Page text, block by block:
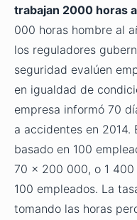
trabajan 2000 horas
000 horas hombre al
los reguladores
seguridad evalúen
en igualdad de
empresa informó 70
a accidentes en 2014.
basado en 100
70 x 200 000, o 1
100 empleados. La
tomando las horas